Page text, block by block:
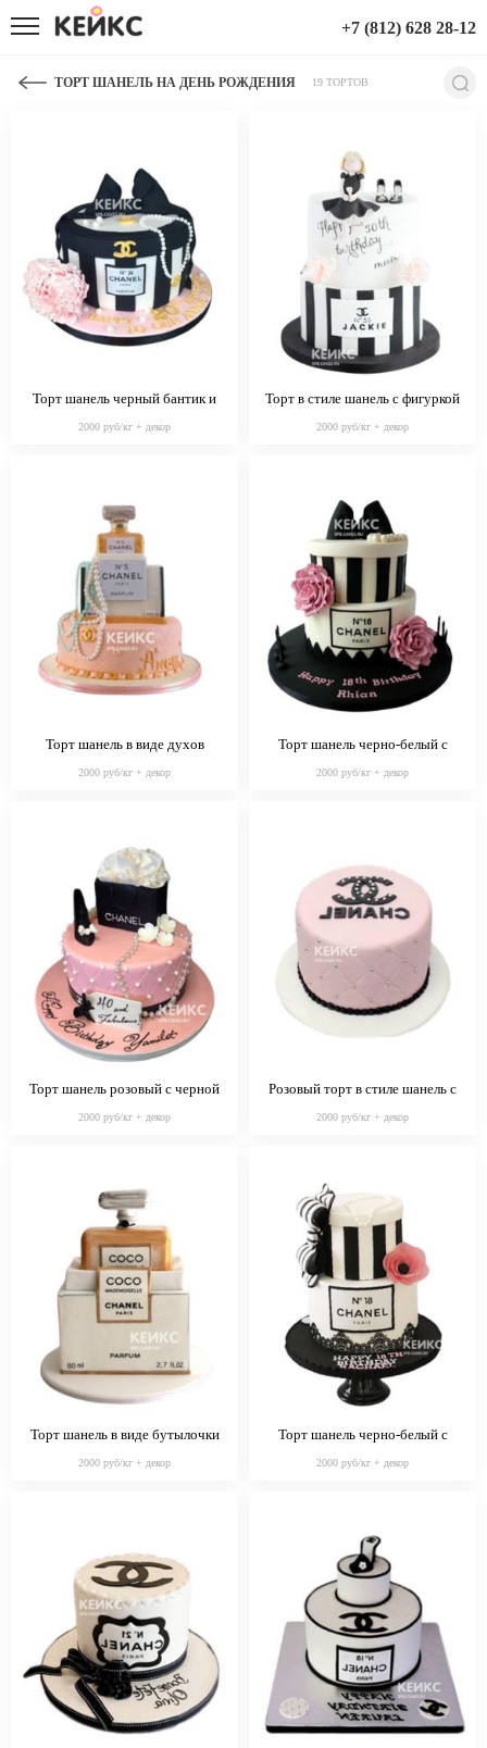
+7 (812) 628 28-12
ТОРТ ШАНЕЛЬ НА ДЕНЬ РОЖДЕНИЯ 19 ТОРТОВ
Торт шанель черный бантик и
2000 руб/кг + декор
Торт в стиле шанель с фигуркой
2000 руб/кг + декор
Торт шанель в виде духов
2000 руб/кг + декор
Торт шанель черно-белый с
2000 руб/кг + декор
Торт шанель розовый с черной
2000 руб/кг + декор
Розовый торт в стиле шанель с
2000 руб/кг + декор
Торт шанель в виде бутылочки
2000 руб/кг + декор
Торт шанель черно-белый с
2000 руб/кг + декор